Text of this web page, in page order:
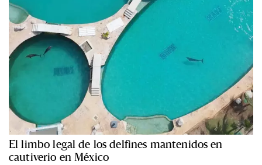
El limbo legal de los delfines mantenidos en
cautiverio en México